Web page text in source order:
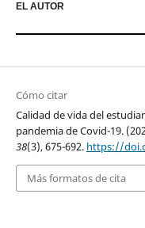
EL AUTOR
Cómo citar
Calidad de vida del
pandemia de Covid-19.
38(3), 675-692. https://
Más formatos de cita